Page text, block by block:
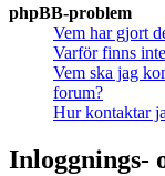
phpBB-problem
Vem har gjort
Varför finns
Vem ska jag
forum?
Hur kontaktar
Inloggnings-